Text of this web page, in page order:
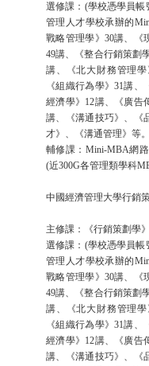
選修課：(學校憑學員
管理人才學校承辦的
戰略管理學》30講、《
49講、《整合行銷策劃
講、《北大財務管理學
《組織行為學》31講
經濟學》12講、《廣告
講、《溝通技巧》、《
才》、《溝通管理》等。
輔修課：Mini-MBA網
(近300G各管理類學科
中國經濟管理大學行銷
主修課：《行銷策劃學
選修課：(學校憑學員
管理人才學校承辦的
戰略管理學》30講、《
49講、《整合行銷策劃
講、《北大財務管理學
《組織行為學》31講
經濟學》12講、《廣告
講、《溝通技巧》、《